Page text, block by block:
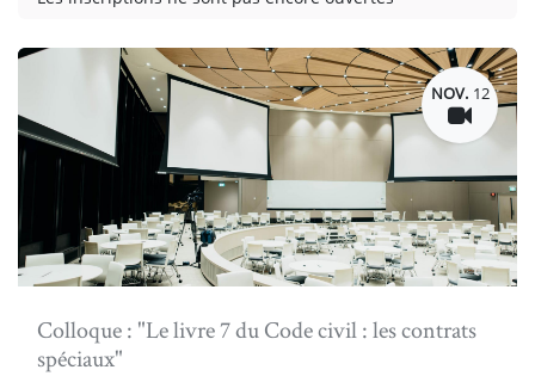
NOV. 12
Colloque : "Le livre 7 du Code civil : les contrats
spéciaux"